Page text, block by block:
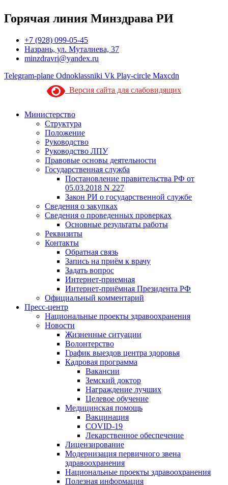
Горячая линия Минздрава РИ
+7 (928) 099-05-45
Назрань, ул. Муталиева, 37
minzdravri@yandex.ru
Telegram-plane Odnoklassniki Vk Play-circle Maxcdn
Версия сайта для слабовидящих
Министерство
Структура
Положение
Руководство
Руководство ЛПУ
Правовые основы деятельности
Государственная служба
Постановление правительства РФ от
05.03.2018 N 227
Закон РИ о государственной службе
Сведения о закупках
Сведения о проведенных проверках
Основные результаты работы
Реквизиты
Контакты
Обратная связь
Запись на приём к врачу
Задать вопрос
Интернет-приемная
Интернет-приёмная Президента РФ
Официальный комментарий
Пресс-центр
Национальные проекты здравоохранения
Новости
Жизненные ситуации
Волонтерство
График выездов центра здоровья
Кадровая программа
Вакансии
Земский доктор
Награждение лучших
Целевое обучение
Медицинская помощь
Вакцинация
COVID-19
Лекарственное обеспечение
Лицензирование
Модернизация первичного звена
здравоохранения
Национальные проекты здравоохранения
Полезная информация